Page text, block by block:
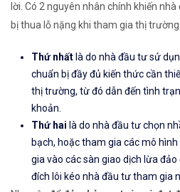
lời. Có 2 nguyên nhân chính khiến
bị thua lỗ nặng khi tham gia thị
Thứ nhất là do nhà đầu tư sử
chuẩn bị đầy đủ kiến thức cần
thị trường, từ đó dẫn đến tình
khoản.
Thứ hai là do nhà đầu tư chọn
bạch, hoặc tham gia các mô
gia vào các sàn giao dịch lừa
đích lôi kéo nhà đầu tư tham gia